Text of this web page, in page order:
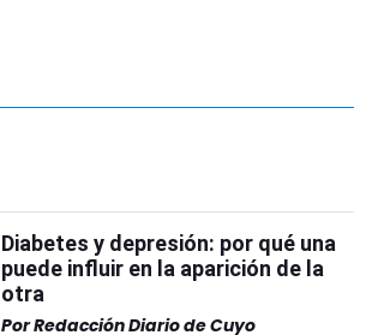
Diabetes y depresión: por qué una
puede influir en la aparición de la
otra
PorRedacción Diario de Cuyo